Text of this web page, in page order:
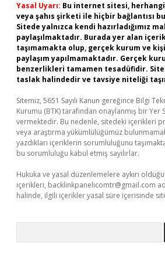
Yasal Uyarı: Bu internet sitesi,
veya şahıs şirketi ile hiçbir bağlantısı
Sitede yalnızca kendi hazırladığımız
paylaşılmaktadır. Burada yer alan
taşımamakta olup, gerçek kurum ve
paylaşım yapılmamaktadır. Gerçek
benzerlikleri tamamen tesadüfidir.
taslak halindedir ve tavsiye niteliği
Sitemiz, 5651 Sayılı Kanun gereğince Bilgi
Kurumu (BTK) tarafından onaylanmış bir Yer
vermektedir. Bu nedenle, sitedeki içerikleri
veya araştırma yükümlülüğümüz
yazdıkları içeriklerin sorumluluğunu
bu sorumluluğu kabul etmiş sayılırlar.
Hukuka ve yasal düzenlemelere aykırı
içerikleri, backlinkpanelicomtr@gmail.com
halinde, ilgili içerikler yasal süre içerisinde